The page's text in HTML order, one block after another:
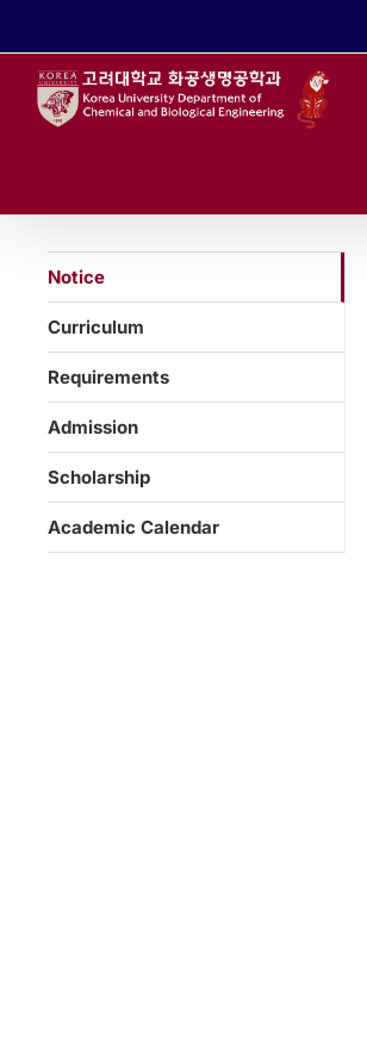
Notice
Curriculum
Requirements
Admission
Scholarship
Academic Calendar